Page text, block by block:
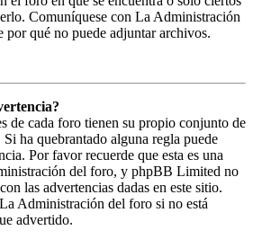
Comuníquese con La Administración
por qué no puede adjuntar archivos.
de cada foro tienen su propio conjunto de
ha quebrantado alguna regla puede
Por favor recuerde que esta es una
del foro, y phpBB Limited no
las advertencias dadas en este sitio.
Administración del foro si no está
advertido.